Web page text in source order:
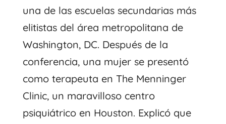
una de las escuelas secundarias más
elitistas del área metropolitana de
Washington, DC. Después de la
conferencia, una mujer se presentó
como terapeuta en The Menninger
Clinic, un maravilloso centro
psiquiátrico en Houston. Explicó que